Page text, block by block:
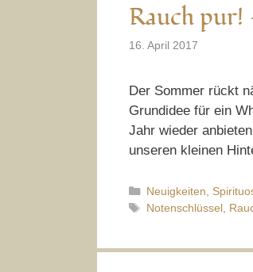
Rauch pur!
16. April 2017
Der Sommer rückt
Grundidee für ein
Jahr wieder
unseren kleinen
Kategorien
Neuigkeiten
Schlagwörter
Notenschlüssel,